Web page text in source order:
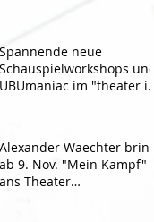
Spannende neue
Schauspielworkshops und
UBUmaniac im "theater im
Alexander Waechter bringt
ab 9. Nov. "Mein Kampf"
ans Theater